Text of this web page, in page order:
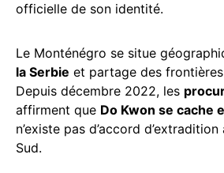
officielle de son identité.
Le Monténégro se situe
la Serbie et partage des
Depuis décembre 2022, les
affirment que Do Kwon se cache
n’existe pas d’accord
Sud.